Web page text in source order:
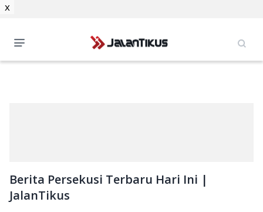
Berita Persekusi Terbaru Hari Ini |
JalanTikus
x